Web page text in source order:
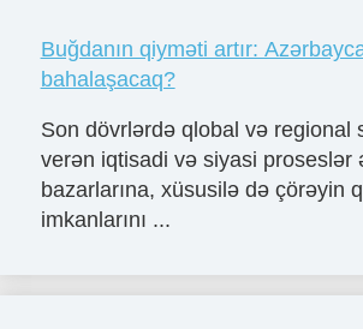
Buğdanın qiyməti artır:
bahalaşacaq?
Son dövrlərdə qlobal və regional
verən iqtisadi və siyasi proseslər
bazarlarına, xüsusilə də çörəyin
imkanlarını ...